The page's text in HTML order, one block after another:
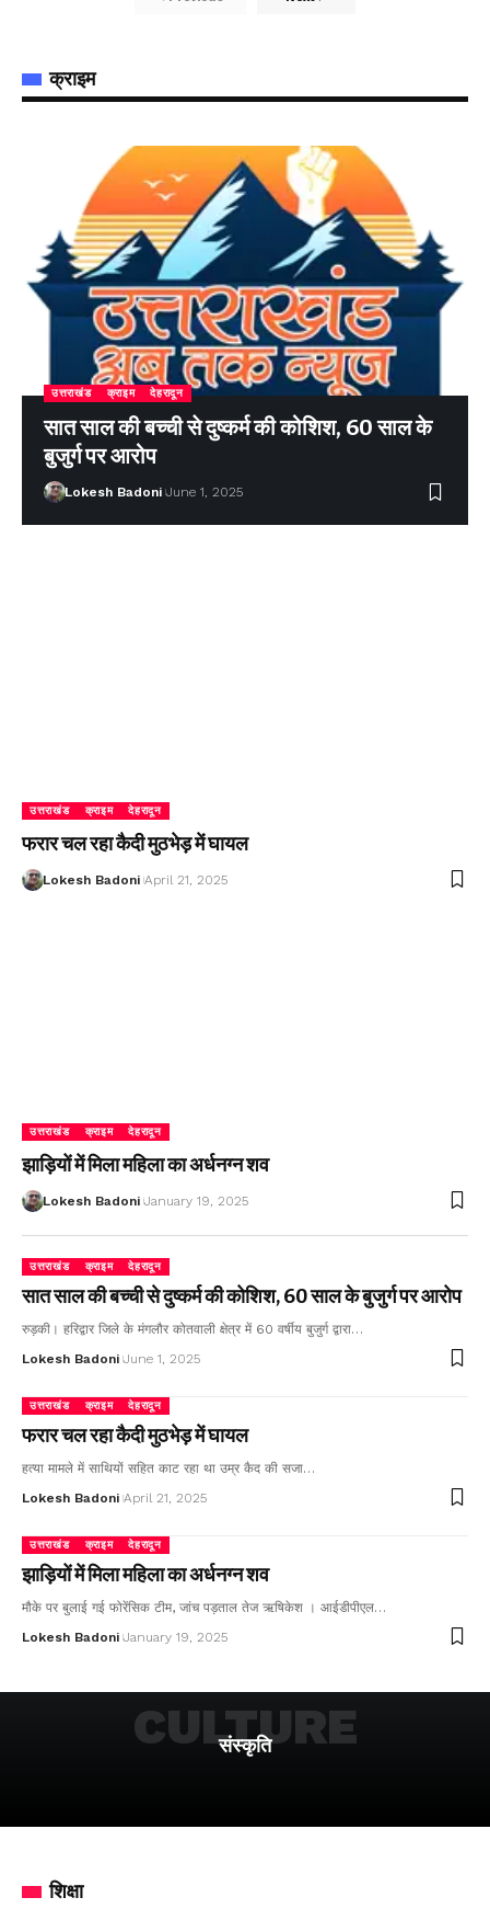
क्राइम
उत्तराखंड क्राइम देहरादून
सात साल की बच्ची से दुष्कर्म की कोशिश, 60 साल के
बुजुर्ग पर आरोप
Lokesh Badoni June 1, 2025
उत्तराखंड क्राइम देहरादून
फरार चल रहा कैदी मुठभेड़ में घायल
Lokesh Badoni April 21, 2025
उत्तराखंड क्राइम देहरादून
झाड़ियों में मिला महिला का अर्धनग्न शव
Lokesh Badoni January 19, 2025
उत्तराखंड क्राइम देहरादून
सात साल की बच्ची से दुष्कर्म की कोशिश, 60 साल के बुजुर्ग पर आरोप
रुड़की। हरिद्वार जिले के मंगलौर कोतवाली क्षेत्र में 60 वर्षीय बुजुर्ग द्वारा…
Lokesh Badoni June 1, 2025
उत्तराखंड क्राइम देहरादून
फरार चल रहा कैदी मुठभेड़ में घायल
हत्या मामले में साथियों सहित काट रहा था उम्र कैद की सजा…
Lokesh Badoni April 21, 2025
उत्तराखंड क्राइम देहरादून
झाड़ियों में मिला महिला का अर्धनग्न शव
मौके पर बुलाई गई फोरेंसिक टीम, जांच पड़ताल तेज ऋषिकेश । आईडीपीएल…
Lokesh Badoni January 19, 2025
संस्कृति
CULTURE
शिक्षा